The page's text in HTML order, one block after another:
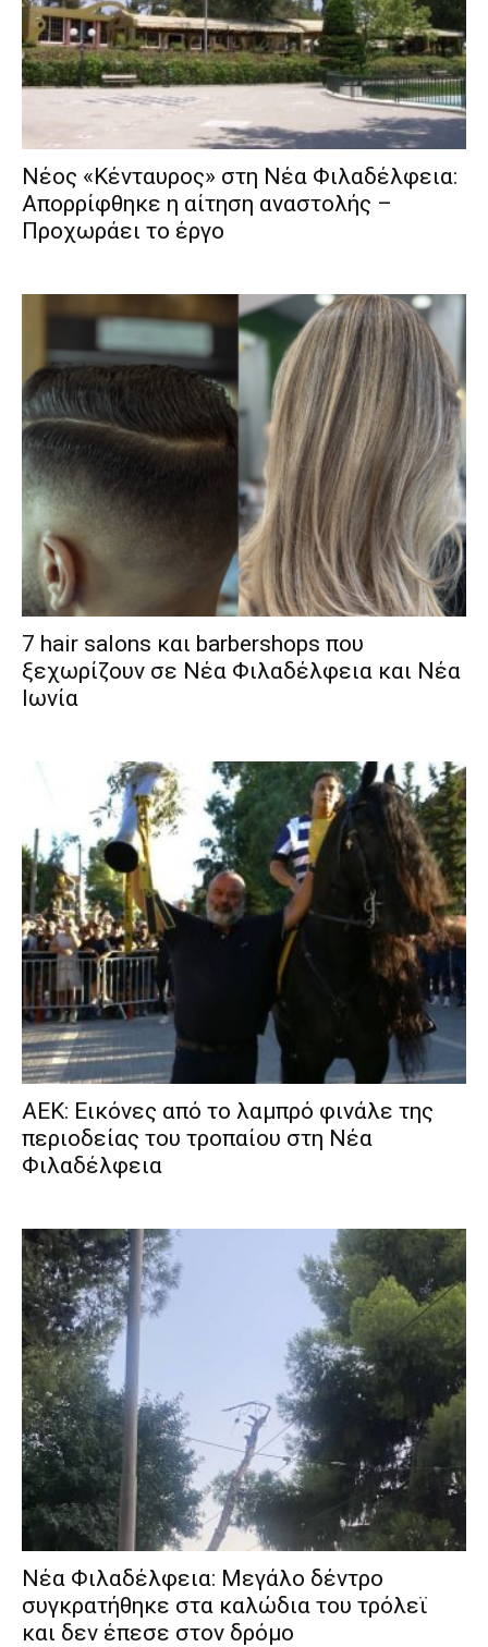
Νέος «Κένταυρος» στη Νέα Φιλαδέλφεια:
Απορρίφθηκε η αίτηση αναστολής –
Προχωράει το έργο
7 hair salons και barbershops που
ξεχωρίζουν σε Νέα Φιλαδέλφεια και Νέα
Ιωνία
ΑΕΚ: Εικόνες από το λαμπρό φινάλε της
περιοδείας του τροπαίου στη Νέα
Φιλαδέλφεια
Νέα Φιλαδέλφεια: Μεγάλο δέντρο
συγκρατήθηκε στα καλώδια του τρόλεϊ
και δεν έπεσε στον δρόμο